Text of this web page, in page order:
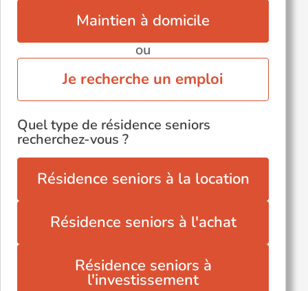
Maintien à domicile
ou
Je recherche un emploi
Quel type de résidence seniors
recherchez-vous ?
Résidence seniors à la location
Résidence seniors à l'achat
Résidence seniors à
l'investissement